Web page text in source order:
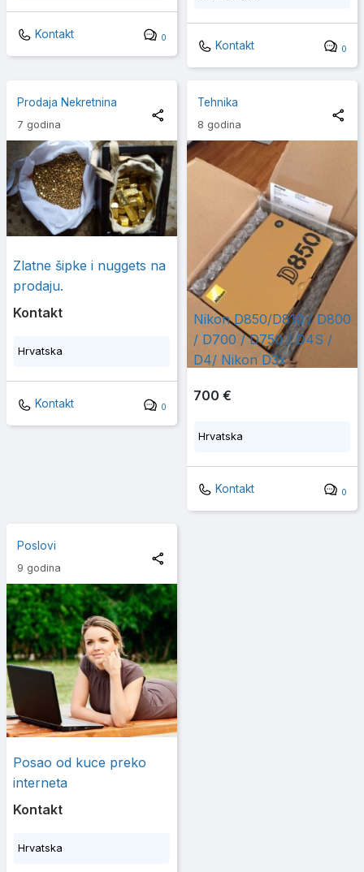
Kontakt 0
Kontakt 0
Prodaja Nekretnina
7 godina
Zlatne šipke i nuggets na
prodaju.
Kontakt
Hrvatska
Kontakt 0
Tehnika
8 godina
Nikon D850/D810 / D800
/ D700 / D750 / D4S /
D4/ Nikon D3x
700 €
Hrvatska
Kontakt 0
Poslovi
9 godina
Posao od kuce preko
interneta
Kontakt
Hrvatska